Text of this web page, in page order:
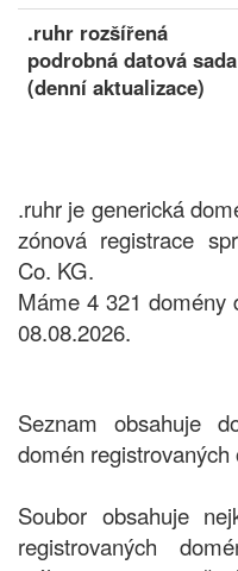
.ruhr rozšířená
podrobná datová sada
(denní aktualizace)
.ruhr je generická
zónová registrace
Co. KG.
Máme 4 321 domény
08.08.2026.
Seznam obsahuje
domén
Soubor obsahuje
registrovaných